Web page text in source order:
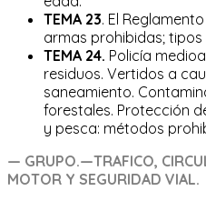
TEMA 23. El
armas prohibidas; tipos
TEMA 24. Policía
residuos. Vertidos a
saneamiento.
forestales. Protección
y pesca: métodos
— GRUPO.—TRAFICO,
MOTOR Y SEGURIDAD VIAL.